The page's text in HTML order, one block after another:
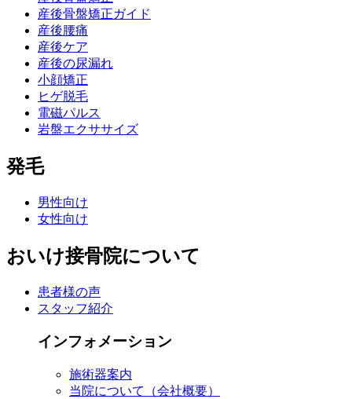
産後骨盤矯正ガイド
産後腰痛
産後ケア
産後の尿漏れ
小顔矯正
ヒゲ脱毛
電磁パルス
岩盤エクササイズ
発毛
男性向け
女性向け
おいけ接骨院について
患者様の声
スタッフ紹介
インフォメーション
施術器案内
当院について（会社概要）